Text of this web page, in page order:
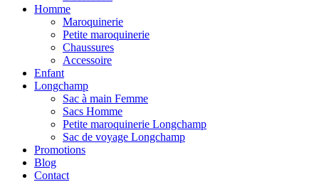
Homme
Maroquinerie
Petite maroquinerie
Chaussures
Accessoire
Enfant
Longchamp
Sac à main Femme
Sacs Homme
Petite maroquinerie Longchamp
Sac de voyage Longchamp
Promotions
Blog
Contact